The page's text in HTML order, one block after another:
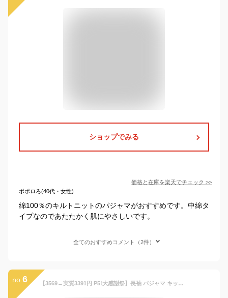
ショップでみる
価格と在庫を楽天でチェック >>
ポポロろ(40代・女性)
綿100％のキルトニットのパジャマがおすすめです。中綿タ
イプなのであたたかく肌にやさしいです。
全てのおすすめコメント（2件）
no. 6 【3569→実質3391円 P5!大感謝祭】長袖 パジャマ キッズ 綿100% ルームウェア 女の子 子供用 2点セット 上下セット 前開き テーラー襟 旅行用 可愛い 春 夏 秋 男女兼用 ゆったり 部屋着 寝間着 肌着 快適 肌触りがいい ボーイズ ロングパンツ